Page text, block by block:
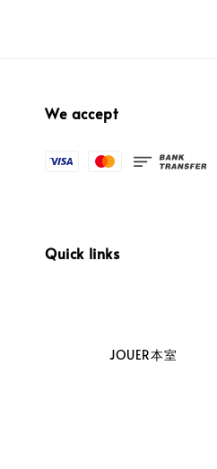
We accept
Quick links